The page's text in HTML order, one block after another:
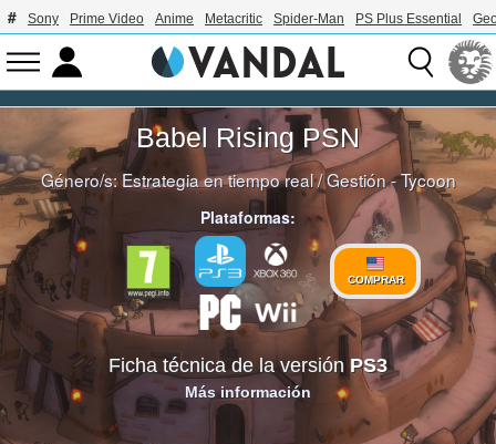
Sony Prime Video Anime Metacritic Spider-Man PS Plus Essential
Babel Rising PSN
Género/s:Estrategia en tiempo real/Gestión - Tycoon
Plataformas:
COMPRAR
Ficha técnica de la versión PS3
Más información